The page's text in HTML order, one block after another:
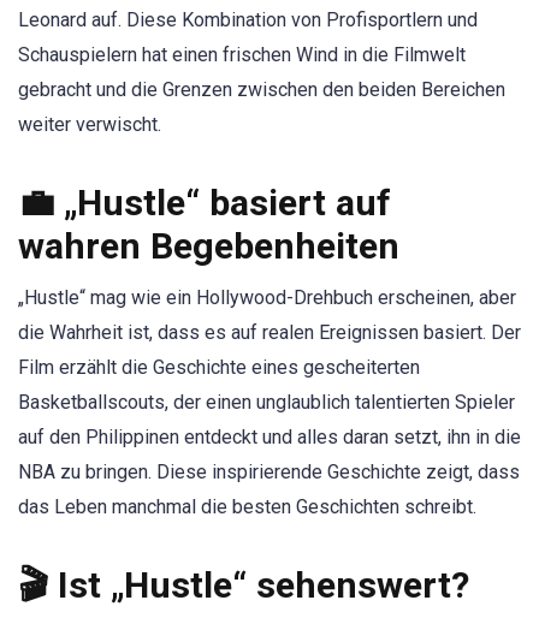
Leonard auf. Diese Kombination von Profisportlern und
Schauspielern hat einen frischen Wind in die Filmwelt
gebracht und die Grenzen zwischen den beiden Bereichen
weiter verwischt.
💼 „Hustle“ basiert auf
wahren Begebenheiten
„Hustle“ mag wie ein Hollywood-Drehbuch erscheinen, aber
die Wahrheit ist, dass es auf realen Ereignissen basiert. Der
Film erzählt die Geschichte eines gescheiterten
Basketballscouts, der einen unglaublich talentierten Spieler
auf den Philippinen entdeckt und alles daran setzt, ihn in die
NBA zu bringen. Diese inspirierende Geschichte zeigt, dass
das Leben manchmal die besten Geschichten schreibt.
🎬 Ist „Hustle“ sehenswert?